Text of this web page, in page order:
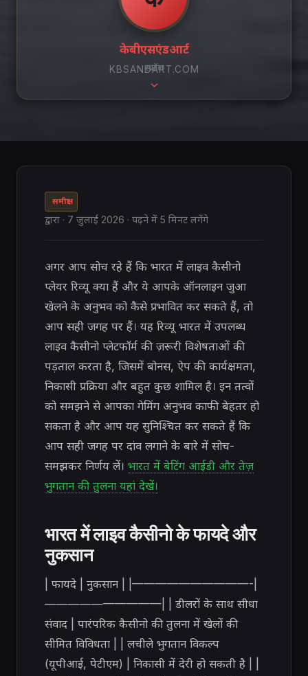
केबीएसएंडआर्ट
KBSANDART.COM
स्क्रॉल
समीक्षा
द्वारा · 7 जुलाई 2026 · पढ़ने में 5 मिनट लगेंगे
अगर आप सोच रहे हैं कि भारत में लाइव कैसीनो
प्लेयर रिव्यू क्या हैं और ये आपके ऑनलाइन जुआ
खेलने के अनुभव को कैसे प्रभावित कर सकते हैं, तो
आप सही जगह पर हैं। यह रिव्यू भारत में उपलब्ध
लाइव कैसीनो प्लेटफॉर्म की ज़रूरी विशेषताओं की
पड़ताल करता है, जिसमें बोनस, ऐप की कार्यक्षमता,
निकासी प्रक्रिया और बहुत कुछ शामिल है। इन तत्वों
को समझने से आपका गेमिंग अनुभव काफी बेहतर हो
सकता है और आप यह सुनिश्चित कर सकते हैं कि
आप सही जगह पर दांव लगाने के बारे में सोच-
समझकर निर्णय लें। भारत में बेटिंग आईडी और तेज़
भुगतान की तुलना यहां देखें।
भारत में लाइव कैसीनो के फायदे और
नुकसान
| फायदे | नुकसान | |——————————-|
——————————| | डीलरों के साथ सीधा
संवाद | पारंपरिक कैसीनो की तुलना में खेलों की
सीमित विविधता | | लचीले भुगतान विकल्प
(यूपीआई, पेटीएम) | निकासी में देरी हो सकती है | |